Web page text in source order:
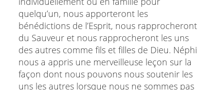
quelqu’un, nous apporteront les
bénédictions de l’Esprit, nous rapprocheront
du Sauveur et nous rapprocheront les uns
des autres comme fils et filles de Dieu. Néphi
nous a appris une merveilleuse leçon sur la
façon dont nous pouvons nous soutenir les
uns les autres lorsque nous ne sommes pas